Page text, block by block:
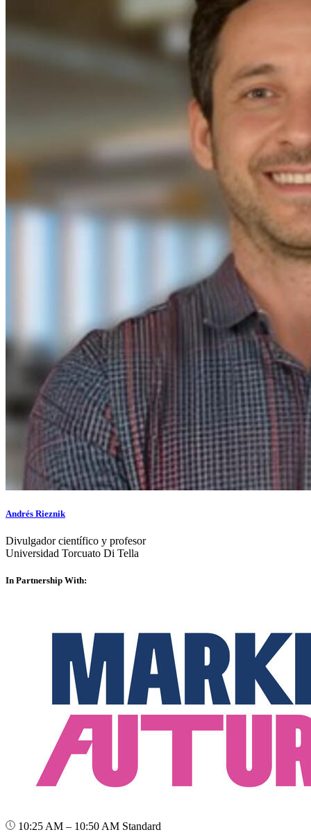
Andrés Rieznik
Divulgador científico y profesor
Universidad Torcuato Di Tella
In Partnership With:
10:25 AM – 10:50 AM Standard